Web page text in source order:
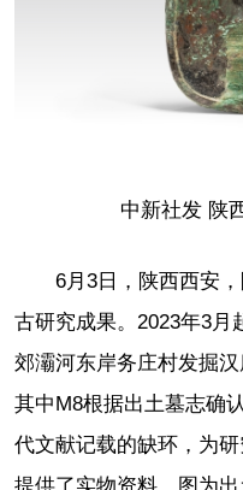
中新社发 陕
6月3日，陕西西安
古研究成果。2023年3月
郊灞河东岸务庄村发掘
其中M8根据出土墓志确
代文献记载的缺环，为